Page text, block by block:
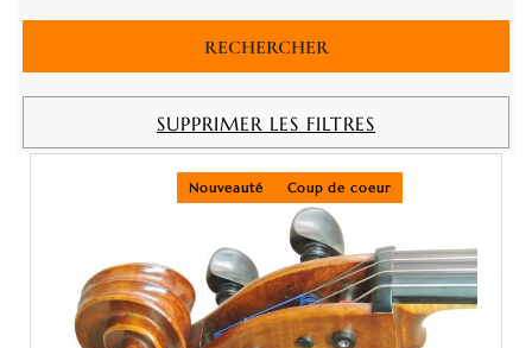
SUPPRIMER LES FILTRES
Nouveauté Coup de coeur